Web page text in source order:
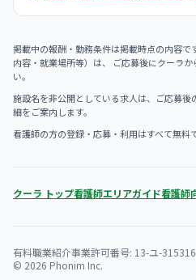
掲載中の報酬・勤務条件は掲載時点の内容
内容・就業場所等）は、 ご応募後にクーラ
い。
施設名を非公開としている求人は、ご応募
細をご案内します。
看護師の方の登録・応募・利用はすべて無料で
クーラ トップ看護師エリアガイド看護師
有料職業紹介事業許可番号: 13-ユ-315316
© 2026 Phonim Inc.